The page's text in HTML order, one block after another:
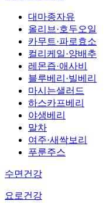
대마종자유
올리브·호두오일
카무트·파로효소
컬리케일·양배추
레몬즙·애사비
블루베리·빌베리
마시는샐러드
하스카프베리
야생베리
말차
여주·새싹보리
푸룬주스
수면건강
요로건강